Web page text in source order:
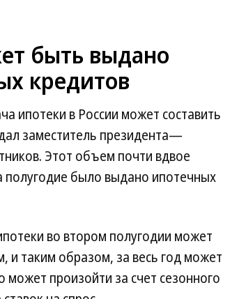
быть выдано
кредитов
ипотеки в России может составить
заместитель президента—
Этот объем почти вдвое
полугодие было выдано ипотечных
во втором полугодии может
и таким образом, за весь год может
произойти за счет сезонного